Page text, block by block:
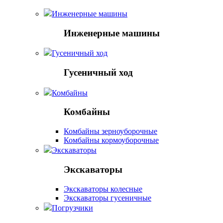
Инженерные машины
Инженерные машины
Гусеничный ход
Гусеничный ход
Комбайны
Комбайны
Комбайны зерноуборочные
Комбайны кормоуборочные
Экскаваторы
Экскаваторы
Экскаваторы колесные
Экскаваторы гусеничные
Погрузчики